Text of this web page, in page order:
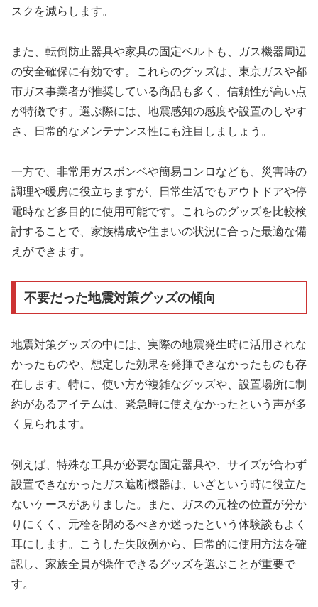
スクを減らします。
また、転倒防止器具や家具の固定ベルトも、ガス機器周辺
の安全確保に有効です。これらのグッズは、東京ガスや都
市ガス事業者が推奨している商品も多く、信頼性が高い点
が特徴です。選ぶ際には、地震感知の感度や設置のしやす
さ、日常的なメンテナンス性にも注目しましょう。
一方で、非常用ガスボンベや簡易コンロなども、災害時の
調理や暖房に役立ちますが、日常生活でもアウトドアや停
電時など多目的に使用可能です。これらのグッズを比較検
討することで、家族構成や住まいの状況に合った最適な備
えができます。
不要だった地震対策グッズの傾向
地震対策グッズの中には、実際の地震発生時に活用されな
かったものや、想定した効果を発揮できなかったものも存
在します。特に、使い方が複雑なグッズや、設置場所に制
約があるアイテムは、緊急時に使えなかったという声が多
く見られます。
例えば、特殊な工具が必要な固定器具や、サイズが合わず
設置できなかったガス遮断機器は、いざという時に役立た
ないケースがありました。また、ガスの元栓の位置が分か
りにくく、元栓を閉めるべきか迷ったという体験談もよく
耳にします。こうした失敗例から、日常的に使用方法を確
認し、家族全員が操作できるグッズを選ぶことが重要で
す。